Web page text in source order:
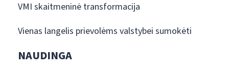
VMI skaitmeninė transformacija
Vienas langelis prievolėms valstybei sumokėti
NAUDINGA